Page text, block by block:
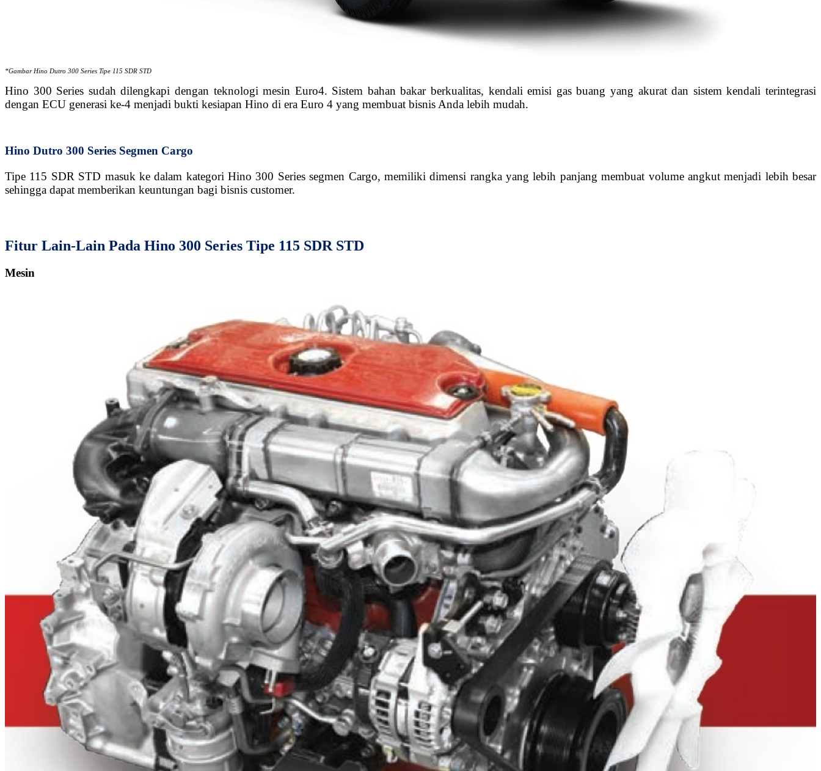
*Gambar Hino Dutro 300 Series Tipe 115 SDR STD
Hino 300 Series sudah dilengkapi dengan teknologi mesin Euro4. Sistem bahan bakar berkualitas, kendali emisi gas buang yang akurat dan sistem kendali terintegrasi
dengan ECU generasi ke-4 menjadi bukti kesiapan Hino di era Euro 4 yang membuat bisnis Anda lebih mudah.
Hino Dutro 300 Series Segmen Cargo
Tipe 115 SDR STD masuk ke dalam kategori Hino 300 Series segmen Cargo, memiliki dimensi rangka yang lebih panjang membuat volume angkut menjadi lebih besar
sehingga dapat memberikan keuntungan bagi bisnis customer.
Fitur Lain-Lain Pada Hino 300 Series Tipe 115 SDR STD
Mesin